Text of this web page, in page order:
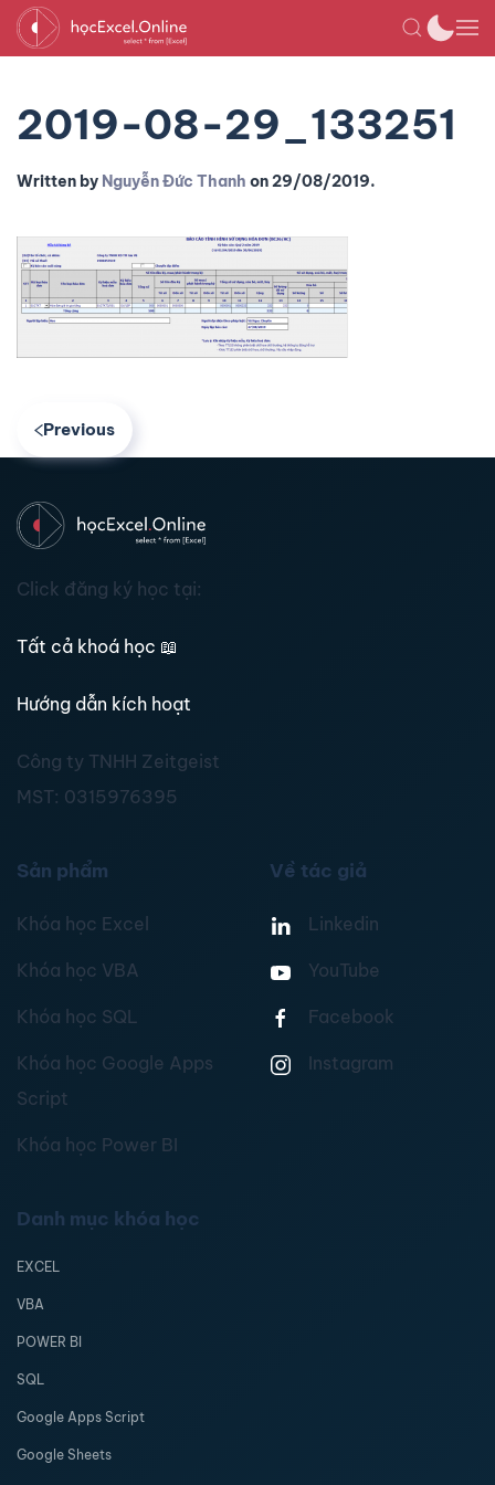
2019-08-29_133251
Written by Nguyễn Đức Thanh on29/08/2019.
Previous
Click đăng ký học tại:
Tất cả khoá học 📖
Hướng dẫn kích hoạt
Công ty TNHH Zeitgeist
MST: 0315976395
Sản phẩm
Khóa học Excel
Khóa học VBA
Khóa học SQL
Khóa học Google Apps
Script
Khóa học Power BI
Về tác giả
Linkedin
YouTube
Facebook
Instagram
Danh mục khóa học
EXCEL
VBA
POWER BI
SQL
Google Apps Script
Google Sheets